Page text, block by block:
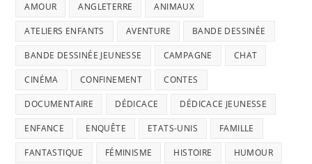
AMOUR ANGLETERRE ANIMAUX
ATELIERS ENFANTS AVENTURE BANDE DESSINÉE
BANDE DESSINÉE JEUNESSE CAMPAGNE CHAT
CINÉMA CONFINEMENT CONTES
DOCUMENTAIRE DÉDICACE DÉDICACE JEUNESSE
ENFANCE ENQUÊTE ETATS-UNIS FAMILLE
FANTASTIQUE FÉMINISME HISTOIRE HUMOUR